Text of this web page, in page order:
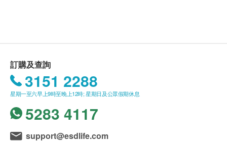
痛風
尿酸
(1) 有家長或監護人陪同者
在中心即場簽署同意書，並出示身份證明文件，經
核實無誤後可提供服務。
(2) 沒有家長或監護人陪同者
由其他成年人陪同到中心，出示已簽署的同意書及
訂購及查詢
3151 2288
星期一至六早上9時至晚上12時; 星期日及公眾假期休息
5283 4117
support@esdlife.com